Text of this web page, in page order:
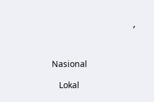
,
Nasional
Lokal